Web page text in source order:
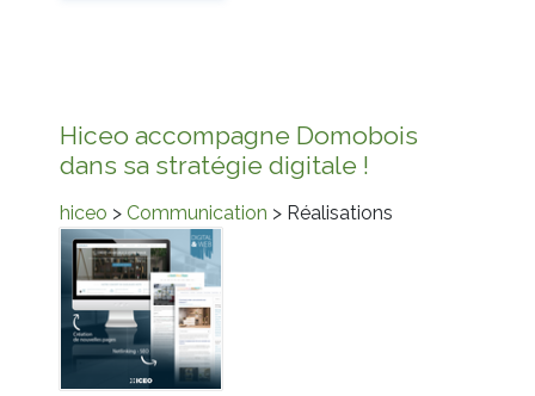
Hiceo accompagne Domobois
dans sa stratégie digitale !
hiceo > Communication > Réalisations